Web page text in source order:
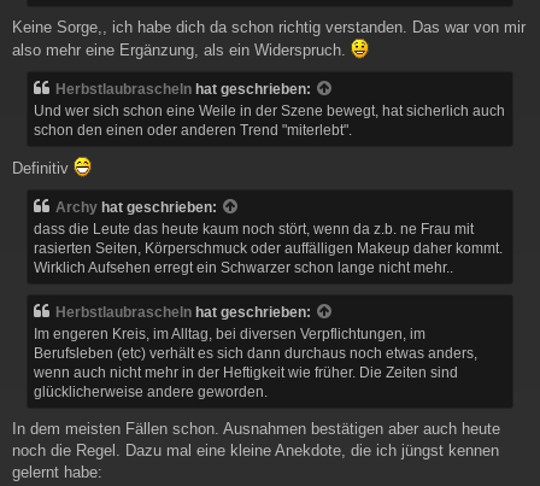
Keine Sorge,, ich habe dich da schon richtig verstanden. Das war von mir
also mehr eine Ergänzung, als ein Widerspruch.
Herbstlaubrascheln hat geschrieben:
Und wer sich schon eine Weile in der Szene bewegt, hat sicherlich auch
schon den einen oder anderen Trend "miterlebt".
Definitiv
Archy hat geschrieben:
dass die Leute das heute kaum noch stört, wenn da z.b. ne Frau mit
rasierten Seiten, Körperschmuck oder auffälligen Makeup daher kommt.
Wirklich Aufsehen erregt ein Schwarzer schon lange nicht mehr..
Herbstlaubrascheln hat geschrieben:
Im engeren Kreis, im Alltag, bei diversen Verpflichtungen, im
Berufsleben (etc) verhält es sich dann durchaus noch etwas anders,
wenn auch nicht mehr in der Heftigkeit wie früher. Die Zeiten sind
glücklicherweise andere geworden.
In dem meisten Fällen schon. Ausnahmen bestätigen aber auch heute
noch die Regel. Dazu mal eine kleine Anekdote, die ich jüngst kennen
gelernt habe: